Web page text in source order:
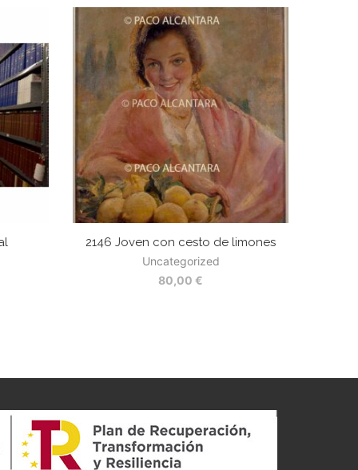
2146 Joven con cesto de limones
Uncategorized
80,00 €